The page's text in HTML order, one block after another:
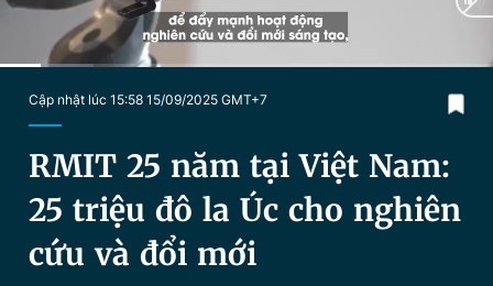
Chào ngày mới Tin 24h
Video Magazine
Sản phẩm khác
Đăng xuất
Cập nhật lúc 15:58 15/09/2025 GMT+7
RMIT 25 năm tại Việt Nam:
25 triệu đô la Úc cho nghiên
cứu và đổi mới